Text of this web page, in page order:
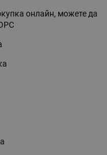
онлайн, можете да